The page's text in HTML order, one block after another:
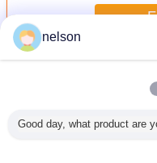
MehrIndustrieller Hood
nelson
Good day, what product are